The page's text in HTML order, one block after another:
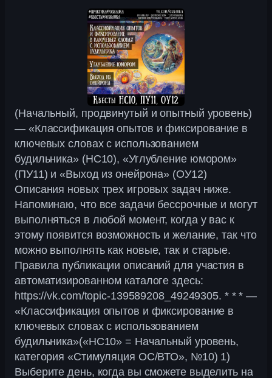
(Начальный, продвинутый и опытный уровень)
— «Классификация опытов и фиксирование в
ключевых словах с использованием
будильника» (НС10), «Углубление юмором»
(ПУ11) и «Выход из онейрона» (ОУ12)
Описания новых трех игровых задач ниже.
Напоминаю, что все задачи бессрочные и могут
выполняться в любой момент, когда у вас к
этому появится возможность и желание, так что
можно выполнять как новые, так и старые.
Правила публикации описаний для участия в
автоматизированном каталоге здесь:
https://vk.com/topic-139589208_49249305. * * * —
«Классификация опытов и фиксирование в
ключевых словах с использованием
будильника»(«НС10» = Начальный уровень,
категория «Стимуляция ОС/ВТО», №10) 1)
Выберите день, когда вы сможете выделить на